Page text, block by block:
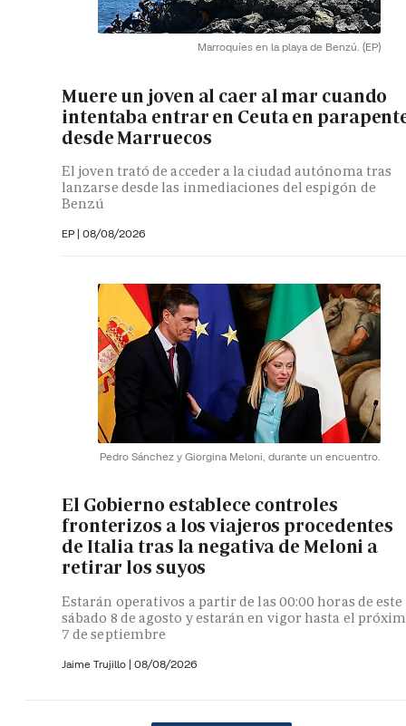
Marroquíes en la playa de Benzú. (EP)
Muere un joven al caer al mar cuando
intentaba entrar en Ceuta en
desde Marruecos
El joven trató de acceder a la ciudad autónoma tras
lanzarse desde las inmediaciones del espigón de
Benzú
EP | 08/08/2026
Pedro Sánchez y Giorgina Meloni, durante un encuentro.
El Gobierno establece controles
fronterizos a los viajeros procedentes
de Italia tras la negativa de Meloni a
retirar los suyos
Estarán operativos a partir de las 00:00 horas de este
sábado 8 de agosto y estarán en vigor hasta el
7 de septiembre
Jaime Trujillo | 08/08/2026